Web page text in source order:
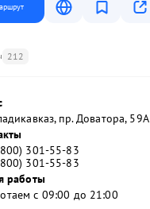
212
пр. Доватора, 59А
301-55-83
301-55-83
работы
с 09:00 до 21:00